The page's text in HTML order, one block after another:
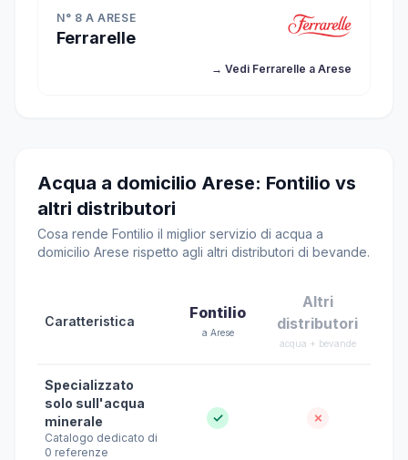
N° 8 A ARESE
Ferrarelle
→ Vedi Ferrarelle a Arese
Acqua a domicilio Arese: Fontilio vs
altri distributori
Cosa rende Fontilio il miglior servizio di acqua a
domicilio Arese rispetto agli altri distributori di bevande.
Caratteristica Fontilio
a Arese
Altri
distributori
acqua + bevande
Specializzato
solo sull'acqua
minerale
Catalogo dedicato di
0 referenze
✓ ✗